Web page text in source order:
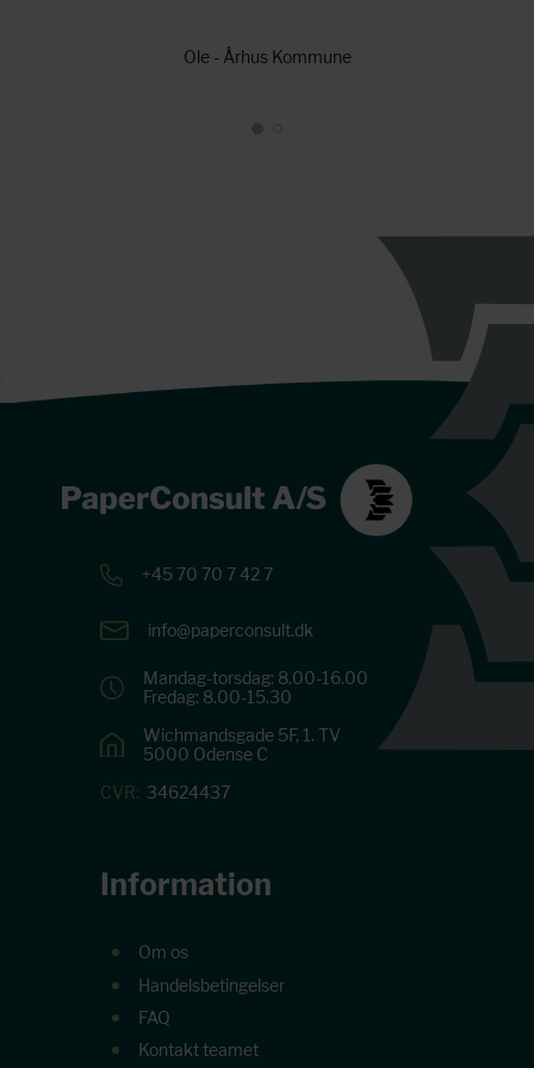
Ole - Århus Kommune
+45 70 70 7 42 7
info@paperconsult.dk
Mandag-torsdag: 8.00-16.00
Fredag: 8.00-15.30
Wichmandsgade 5F, 1. TV
5000 Odense C
CVR: 34624437
Information
Om os
Handelsbetingelser
FAQ
Kontakt teamet